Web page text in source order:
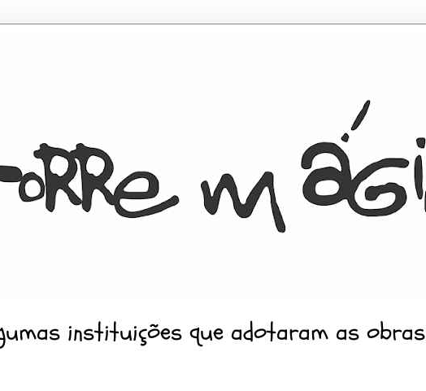
instituições que adotaram as obras